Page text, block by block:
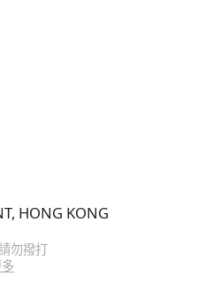
HONG KONG
勿撥打